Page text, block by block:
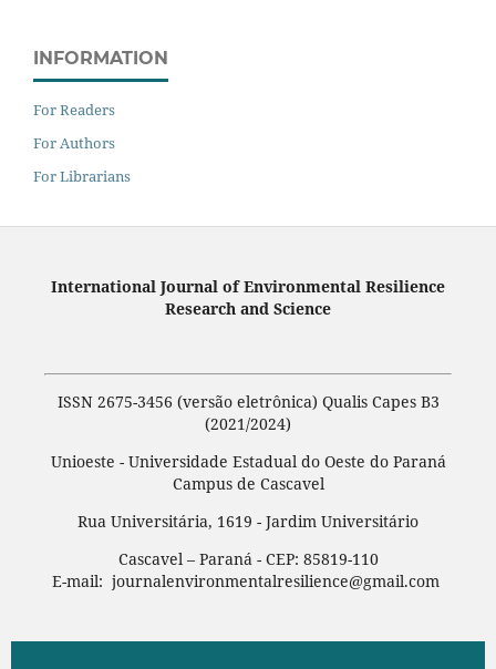
INFORMATION
For Readers
For Authors
For Librarians
International Journal of Environmental Resilience
Research and Science
ISSN 2675-3456 (versão eletrônica) Qualis Capes B3
(2021/2024)
Unioeste - Universidade Estadual do Oeste do Paraná
Campus de Cascavel
Rua Universitária, 1619 - Jardim Universitário
Cascavel – Paraná - CEP: 85819-110
E-mail: journalenvironmentalresilience@gmail.com